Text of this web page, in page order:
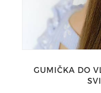
GUMIČKA DO